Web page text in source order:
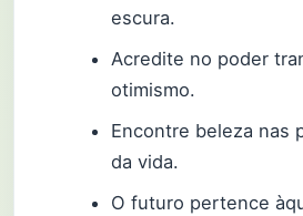
escura.
Acredite no poder
otimismo.
Encontre beleza nas
da vida.
O futuro pertence